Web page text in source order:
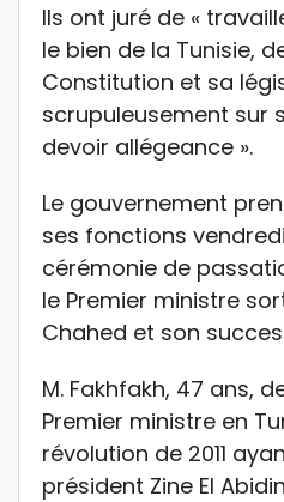
Ils ont juré de «
le bien de la Tunisie,
Constitution et sa
scrupuleusement sur
devoir allégeance ».
Le gouvernement
ses fonctions
cérémonie de
le Premier ministre
Chahed et son
M. Fakhfakh, 47 ans,
Premier ministre en
révolution de 2011
président Zine El